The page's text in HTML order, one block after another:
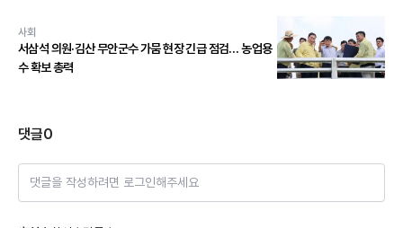
사회
서삼석 의원·김산 무안군수 가뭄 현장 긴급 점검… 농업용
수 확보 총력
댓글0
댓글을 작성하려면 로그인해주세요